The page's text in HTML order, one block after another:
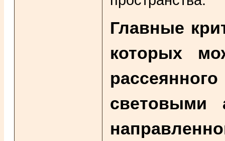
Главные
которых
световыми